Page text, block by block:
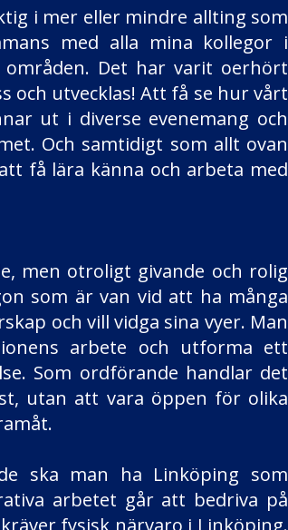
i mer eller mindre allting som
med alla mina kollegor i
områden. Det har varit oerhört
och utvecklas! Att få se hur vårt
ut i diverse evenemang och
Och samtidigt som allt ovan
få lära känna och arbeta med
men otroligt givande och rolig
som är van vid att ha många
och vill vidga sina vyer. Man
arbete och utforma ett
Som ordförande handlar det
utan att vara öppen för olika
ska man ha Linköping som
arbetet går att bedriva på
fysisk närvaro i Linköping.